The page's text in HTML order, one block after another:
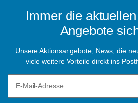
Immer die
Angebote
Unsere Aktionsangebote, News, die
viele weitere Vorteile direkt ins